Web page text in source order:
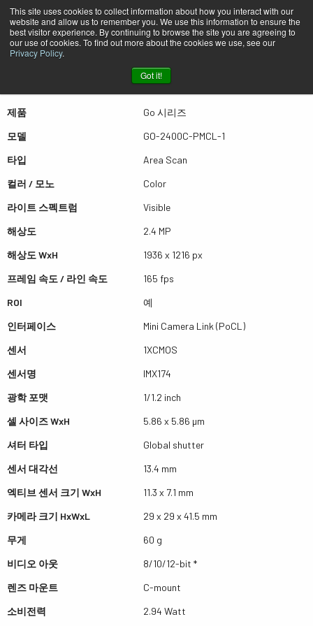
This site uses cookies to collect information about how you interact with our
website and allow us to remember you. We use this information to ensure the
best visitor experience. By continuing to browse the site you are agreeing to
our use of cookies. To find out more about the cookies we use, see our
Privacy Policy.
Got it!
퀵뷰 GO-2400C-PMCL-1
더많은 결과를 보시려면 스크롤하세요
제품
Go 시리즈
모델
GO-2400C-PMCL-1
타입
Area Scan
컬러 / 모노
Color
라이트 스펙트럼
Visible
해상도
2.4 MP
해상도 WxH
1936 x 1216 px
프레임 속도 / 라인 속도
165 fps
ROI
예
인터페이스
Mini Camera Link (PoCL)
센서
1XCMOS
센서명
IMX174
광학 포맷
1/1.2 inch
셀 사이즈 WxH
5.86 x 5.86 µm
셔터 타입
Global shutter
센서 대각선
13.4 mm
엑티브 센서 크기 WxH
11.3 x 7.1 mm
카메라 크기 HxWxL
29 x 29 x 41.5 mm
무게
60 g
비디오 아웃
8/10/12-bit *
렌즈 마운트
C-mount
소비전력
2.94 Watt